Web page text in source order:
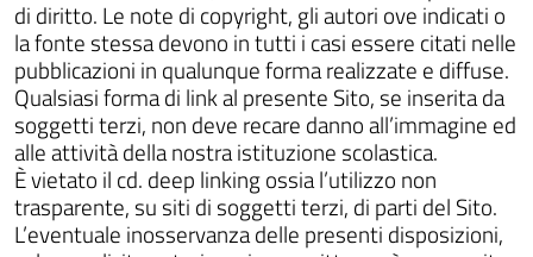
di diritto. Le note di copyright, gli autori ove indicati o
la fonte stessa devono in tutti i casi essere citati nelle
pubblicazioni in qualunque forma realizzate e diffuse.
Qualsiasi forma di link al presente Sito, se inserita da
soggetti terzi, non deve recare danno all’immagine ed
alle attività della nostra istituzione scolastica.
È vietato il cd. deep linking ossia l’utilizzo non
trasparente, su siti di soggetti terzi, di parti del Sito.
L’eventuale inosservanza delle presenti disposizioni,